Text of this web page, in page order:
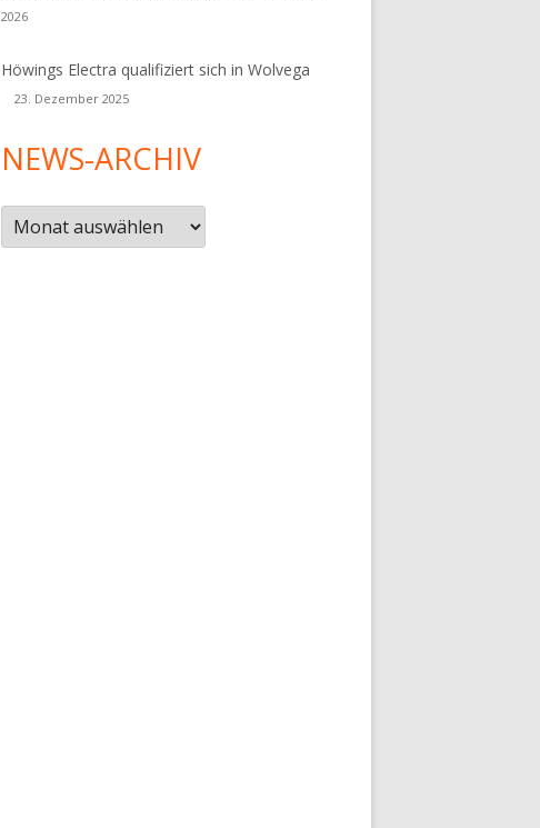
2026
Höwings Electra qualifiziert sich in Wolvega
23. Dezember 2025
NEWS-ARCHIV
News-
Archiv